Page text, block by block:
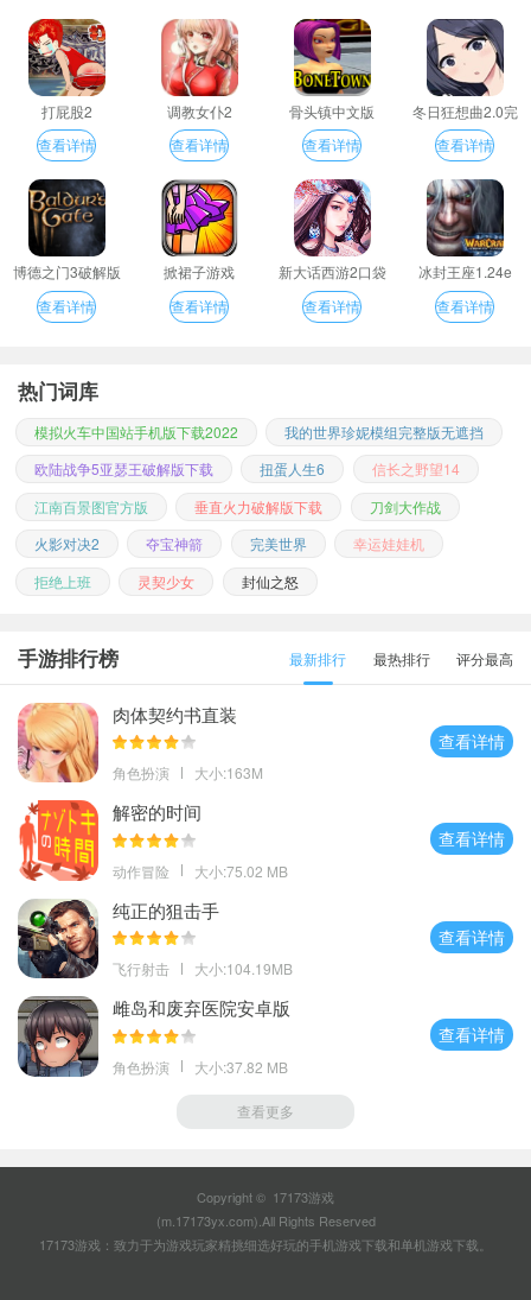
打屁股2
查看详情
调教女仆2
查看详情
骨头镇中文版
查看详情
冬日狂想曲2.0完
整汉化版
查看详情
博德之门3破解版
查看详情
掀裙子游戏
查看详情
新大话西游2口袋
版
查看详情
冰封王座1.24e
查看详情
热门词库
模拟火车中国站手机版下载2022
我的世界珍妮模组完整版无遮挡
欧陆战争5亚瑟王破解版下载
扭蛋人生6
信长之野望14
江南百景图官方版
垂直火力破解版下载
刀剑大作战
火影对决2
夺宝神箭 完美世界
幸运娃娃机
拒绝上班
灵契少女 封仙之怒
手游排行榜 最新排行 最热排行 评分最高
肉体契约书直装
角色扮演 大小:163M
查看详情
解密的时间
动作冒险 大小:75.02 MB
查看详情
纯正的狙击手
飞行射击 大小:104.19MB
查看详情
雌岛和废弃医院安卓版
角色扮演 大小:37.82 MB
查看详情
查看更多
Copyright © 17173游戏
(m.17173yx.com).All Rights Reserved
17173游戏：致力于为游戏玩家精挑细选好玩的手机游戏下载和单机游戏下载。